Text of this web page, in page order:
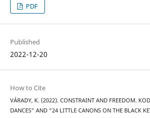
PDF
Published
2022-12-20
How to Cite
VÁRADY, K. (2022). CONSTRAINT AND FREEDOM.
DANCES” AND “24 LITTLE CANONS ON THE BLACK